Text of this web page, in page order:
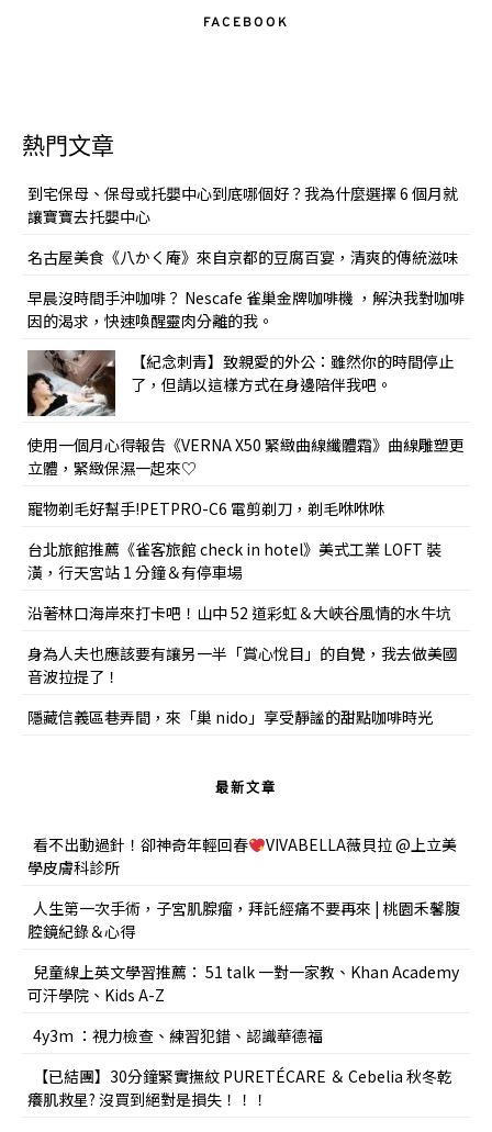
FACEBOOK
熱門文章
到宅保母、保母或托嬰中心到底哪個好？我為什麼選擇 6 個月就
讓寶寶去托嬰中心
名古屋美食《八かく庵》來自京都的豆腐百宴，清爽的傳統滋味
早晨沒時間手沖咖啡？ Nescafe 雀巢金牌咖啡機 ，解決我對咖啡
因的渴求，快速喚醒靈肉分離的我。
【紀念刺青】致親愛的外公：雖然你的時間停止
了，但請以這樣方式在身邊陪伴我吧。
使用一個月心得報告《VERNA X50 緊緻曲線纖體霜》曲線雕塑更
立體，緊緻保濕一起來♡
寵物剃毛好幫手!PETPRO-C6 電剪剃刀，剃毛咻咻咻
台北旅館推薦《雀客旅館 check in hotel》美式工業 LOFT 裝
潢，行天宮站 1 分鐘＆有停車場
沿著林口海岸來打卡吧！山中 52 道彩虹＆大峽谷風情的水牛坑
身為人夫也應該要有讓另一半「賞心悅目」的自覺，我去做美國
音波拉提了！
隱藏信義區巷弄間，來「巢 nido」享受靜謐的甜點咖啡時光
最新文章
看不出動過針！卻神奇年輕回春
VIVABELLA薇貝拉 @上立美
學皮膚科診所
人生第一次手術，子宮肌腺瘤，拜託經痛不要再來 | 桃園禾馨腹
腔鏡紀錄＆心得
兒童線上英文學習推薦： 51 talk 一對一家教、Khan Academy
可汗學院、Kids A-Z
4y3m ：視力檢查、練習犯錯、認識華德福
【已結團】30分鐘緊實撫紋 PURETÉCARE ＆ Cebelia 秋冬乾
癢肌救星? 沒買到絕對是損失！！！